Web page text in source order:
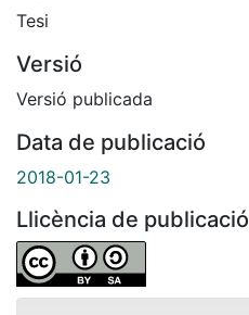
Tesi
Versió
Versió publicada
Data de publicació
2018-01-23
Llicència de publicació